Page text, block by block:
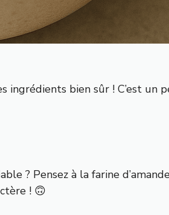
bien sûr ! C’est un
? Pensez à la farine
! 🙃